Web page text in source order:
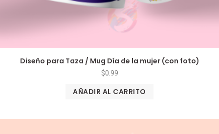
Diseño para Taza / Mug Día de la mujer (con foto)
$0.99
AÑADIR AL CARRITO